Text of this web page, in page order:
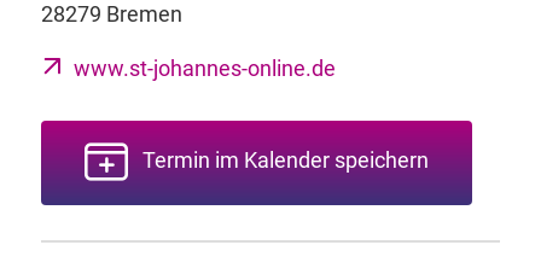
28279 Bremen
www.st-johannes-online.de
Termin im Kalender speichern